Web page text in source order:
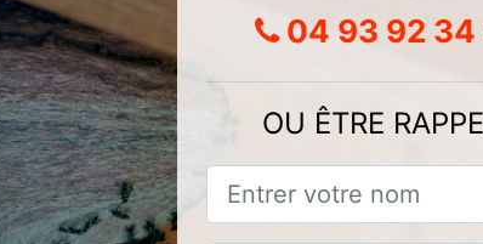
04 93 92 34
OU ÊTRE